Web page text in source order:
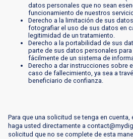
datos personales que no sean
funcionamiento de nuestros
Derecho a la limitación de sus
fotografiar el uso de sus datos en
legitimidad de un tratamiento.
Derecho a la portabilidad de sus
parte de sus datos personales
fácilmente de un sistema de
Derecho a dar instrucciones sobre
caso de fallecimiento, ya sea a
beneficiario de confianza.
Para que una solicitud se tenga en
haga usted directamente a
solicitud que no se complete de esta